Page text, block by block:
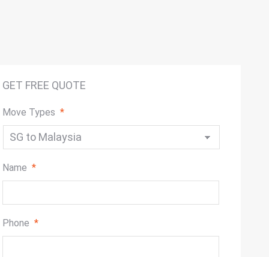
GET FREE QUOTE
Move Types *
Name *
Phone *